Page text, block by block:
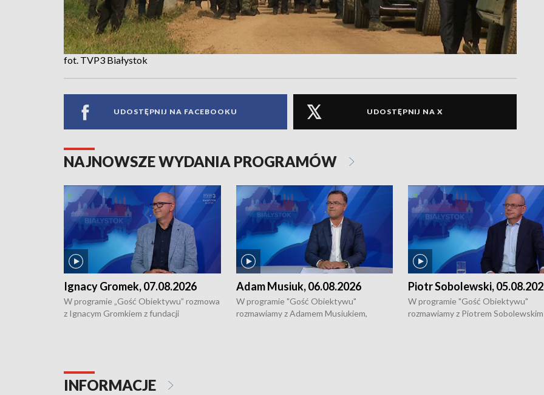
fot. TVP3 Białystok
UDOSTĘPNIJ NA FACEBOOKU UDOSTĘPNIJ NA X
NAJNOWSZE WYDANIA PROGRAMÓW
Ignacy Gromek, 07.08.2026
W programie „Gość Obiektywu” rozmowa
z Ignacym Gromkiem z fundacji
Adam Musiuk, 06.08.2026
W programie "Gość Obiektywu"
rozmawiamy z Adamem Musiukiem,
Piotr Sobolewski,
W programie "Gość Obiektywu"
rozmawiamy z Piotrem
INFORMACJE